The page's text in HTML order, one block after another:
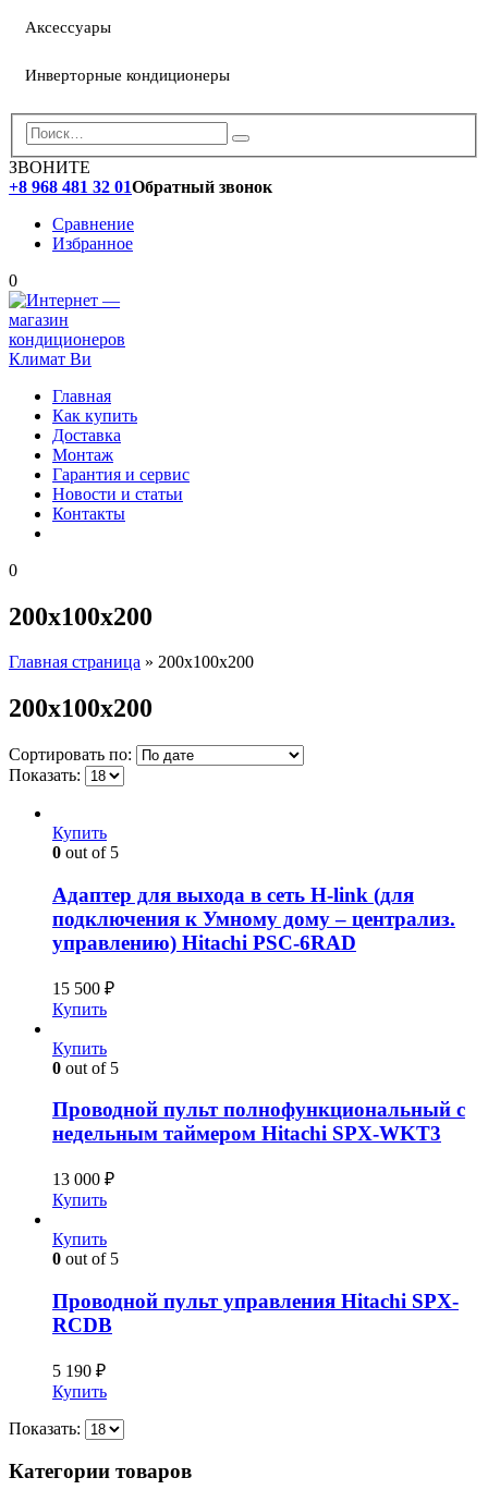
Аксессуары
Инверторные кондиционеры
ЗВОНИТЕ
+8 968 481 32 01Обратный звонок
Сравнение
Избранное
0
Главная
Как купить
Доставка
Монтаж
Гарантия и сервис
Новости и статьи
Контакты
0
200x100x200
Главная страница » 200x100x200
200x100x200
Сортировать по:
Показать:
Купить
0 out of 5
Адаптер для выхода в сеть H-link (для
подключения к Умному дому – централиз.
управлению) Hitachi PSC-6RAD
15 500 ₽
Купить
Купить
0 out of 5
Проводной пульт полнофункциональный с
недельным таймером Hitachi SPX-WKT3
13 000 ₽
Купить
Купить
0 out of 5
Проводной пульт управления Hitachi SPX-
RCDB
5 190 ₽
Купить
Показать:
Категории товаров